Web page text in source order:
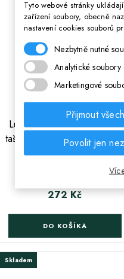
Luxusní koženkový sáček /
taška na záda HASH, Green
Sequins, HS-135,
Cena
272 Kč
DO KOŠÍKA
Skladem
Tyto webové stránky
zařízení soubory, obecně
nastavení cookies souborů
Nezbytně nutné
Analytické soubory
Marketingové
Přijmout
Povolit jen